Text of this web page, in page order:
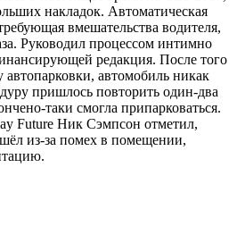
накладок. Автоматическая
вмешательства водителя,
Руководил процессом интимно
редакция. После того
автомобиль никак
пришлось повторить один-два
таки смогла припарковаться.
Future Ник Сэмпсон отметил,
из-за помех в помещении,